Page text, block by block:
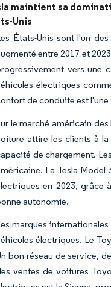
maintient sa
Unis
États-Unis sont l'un
entre 2017 et
vers une
électriques
de conduite est
le marché américain
attire les clients à
de chargement.
La Tesla
en 2023, grâce
autonomie.
marques
électriques. Le
bon réseau de service,
ventes de voitures